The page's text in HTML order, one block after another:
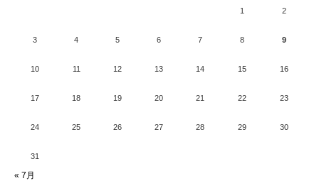
1 2
3 4 5 6 7 8 9
10 11 12 13 14 15 16
17 18 19 20 21 22 23
24 25 26 27 28 29 30
31
« 7月